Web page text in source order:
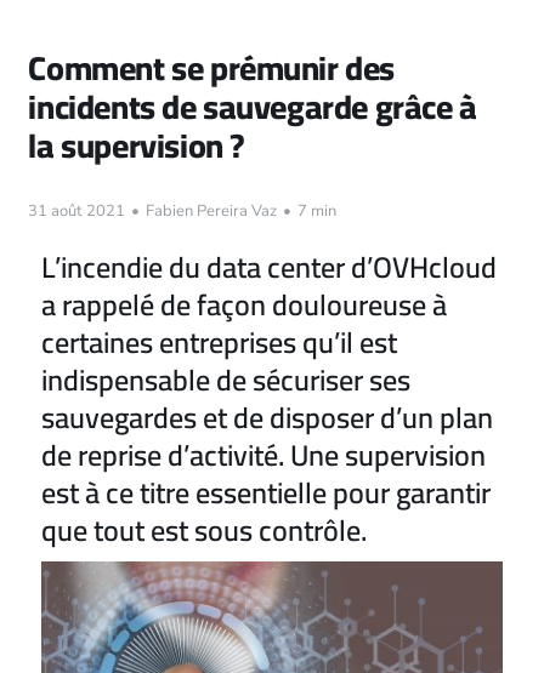
Comment se prémunir des
incidents de sauvegarde grâce à
la supervision ?
31 août 2021 • Fabien Pereira Vaz • 7 min
L’incendie du data center d’OVHcloud
a rappelé de façon douloureuse à
certaines entreprises qu’il est
indispensable de sécuriser ses
sauvegardes et de disposer d’un plan
de reprise d’activité. Une supervision
est à ce titre essentielle pour garantir
que tout est sous contrôle.